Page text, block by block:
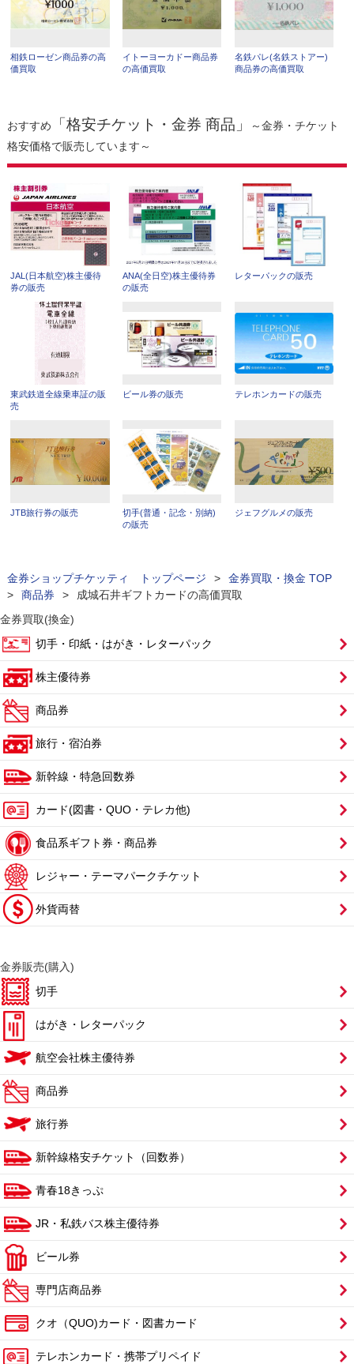
相鉄ローゼン商品券の高
価買取
イトーヨーカドー商品券
の高価買取
名鉄パレ(名鉄ストアー)
商品券の高価買取
おすすめ 「格安チケット・金券 商品」
～金券・チケット
格安価格で販売しています～
JAL(日本航空)株主優待
券の販売
ANA(全日空)株主優待券
の販売
レターパックの販売
東武鉄道全線乗車証の販
売
ビール券の販売 テレホンカードの販売
JTB旅行券の販売
切手(普通・記念・別納)
の販売
ジェフグルメの販売
金券ショップチケッティ トップページ >
金券買取・換金 TOP
>
商品券 >
成城石井ギフトカードの高価買取
金券買取(換金)
切手・印紙・はがき・レターパック
株主優待券
商品券
旅行・宿泊券
新幹線・特急回数券
カード(図書・QUO・テレカ他)
食品系ギフト券・商品券
レジャー・テーマパークチケット
外貨両替
金券販売(購入)
切手
はがき・レターパック
航空会社株主優待券
商品券
旅行券
新幹線格安チケット（回数券）
青春18きっぷ
JR・私鉄バス株主優待券
ビール券
専門店商品券
クオ（QUO)カード・図書カード
テレホンカード・携帯プリペイド